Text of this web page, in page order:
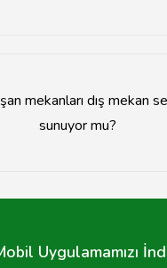
mekanları dış mekan
sunuyor mu?
bu nedenle tercihlerinizi
Uygulamamızı